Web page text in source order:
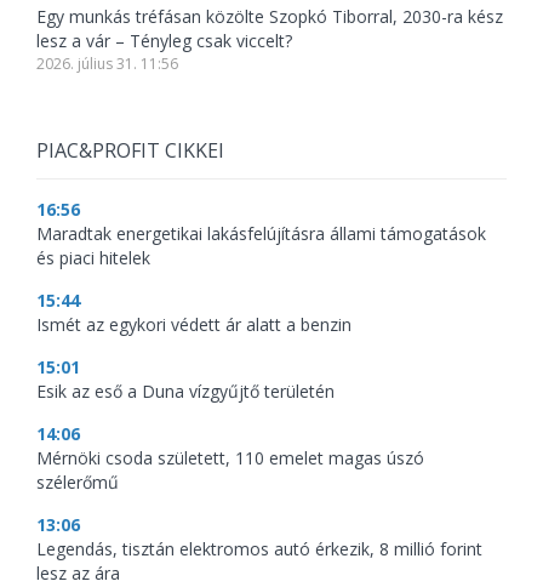
Egy munkás tréfásan közölte Szopkó Tiborral, 2030-ra kész
lesz a vár – Tényleg csak viccelt?
2026. július 31. 11:56
PIAC&PROFIT CIKKEI
16:56
Maradtak energetikai lakásfelújításra állami támogatások
és piaci hitelek
15:44
Ismét az egykori védett ár alatt a benzin
15:01
Esik az eső a Duna vízgyűjtő területén
14:06
Mérnöki csoda született, 110 emelet magas úszó
szélerőmű
13:06
Legendás, tisztán elektromos autó érkezik, 8 millió forint
lesz az ára